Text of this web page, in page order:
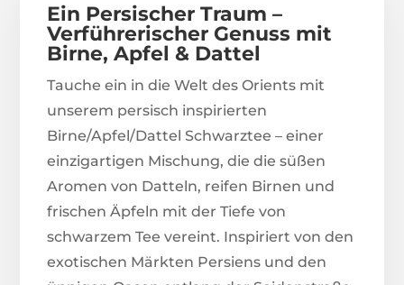
Ein Persischer Traum –
Verführerischer Genuss mit
Birne, Apfel & Dattel
Tauche ein in die Welt des Orients mit
unserem persisch inspirierten
Birne/Apfel/Dattel Schwarztee – einer
einzigartigen Mischung, die die süßen
Aromen von Datteln, reifen Birnen und
frischen Äpfeln mit der Tiefe von
schwarzem Tee vereint. Inspiriert von den
exotischen Märkten Persiens und den